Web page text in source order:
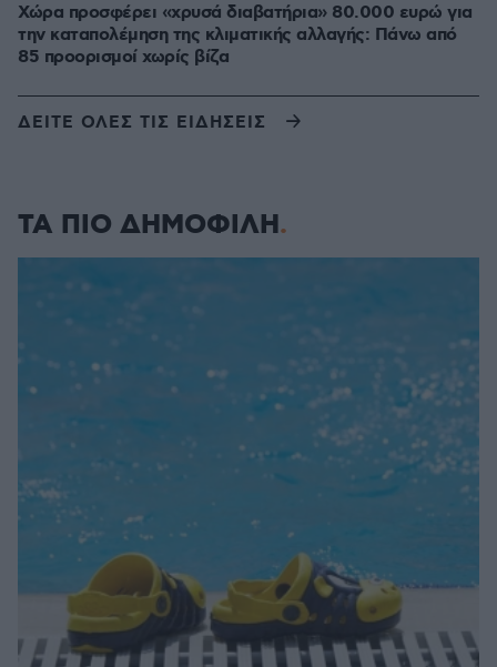
Χώρα προσφέρει «χρυσά διαβατήρια» 80.000 ευρώ για
την καταπολέμηση της κλιματικής αλλαγής: Πάνω από
85 προορισμοί χωρίς βίζα
ΔΕΙΤΕ ΟΛΕΣ ΤΙΣ ΕΙΔΗΣΕΙΣ
ΤΑ ΠΙΟ ΔΗΜΟΦΙΛΗ